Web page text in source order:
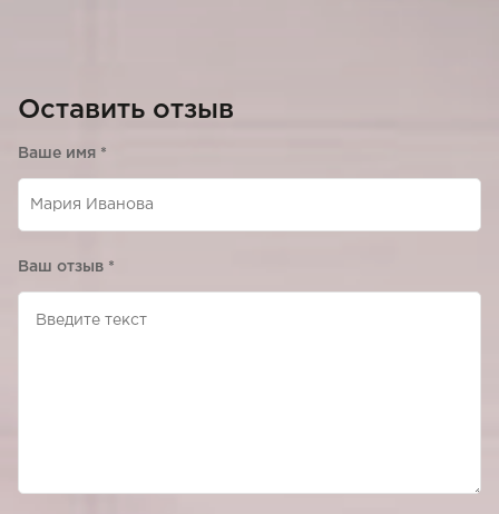
Оставить отзыв
Ваше имя *
Ваш отзыв *